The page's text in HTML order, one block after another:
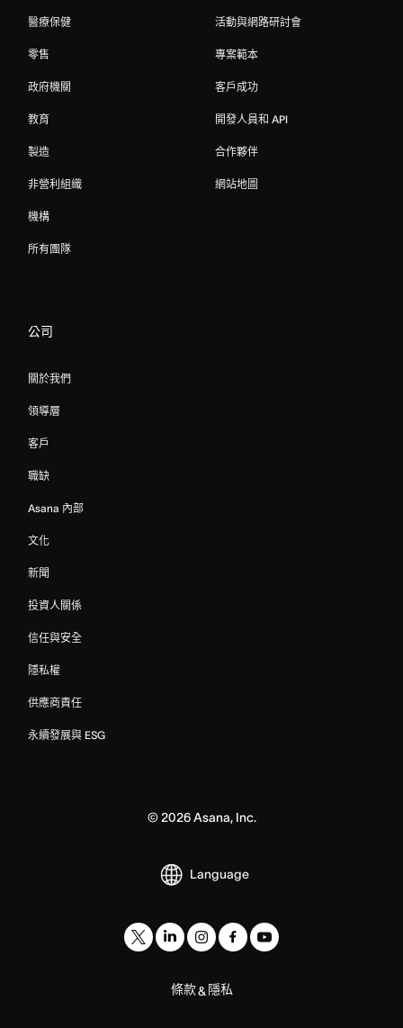
醫療保健
零售
政府機關
教育
製造
非營利組織
機構
所有團隊
活動與網路研討會
專案範本
客戶成功
開發人員和 API
合作夥伴
網站地圖
公司
關於我們
領導層
客戶
職缺
Asana 內部
文化
新聞
投資人關係
信任與安全
隱私權
供應商責任
永續發展與 ESG
© 2026Asana, Inc.
Language
條款& 隱私